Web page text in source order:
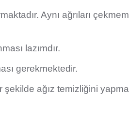
Aynı ağrıları
lazımdır.
gerekmektedir.
ağız temizliğini